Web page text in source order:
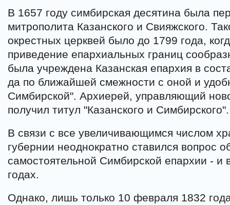
В 1657 году симбирская десятина была
митрополита Казанского и Свияжского.
окрестных церквей было до 1799 года,
приведение епархиальных границ
была учреждена Казанская епархия в
да по ближайшей смежности с оной и
Симбирской". Архиерей, управляющий
получил титул "Казанского и Симбирского".
В связи с все увеличивающимся числом
губернии неоднократно ставился вопрос
самостоятельной Симбирской епархии - и
годах.
Однако, лишь только 10 февраля 1832